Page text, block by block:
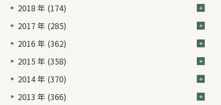
2018 年 (174)
2017 年 (285)
2016 年 (362)
2015 年 (358)
2014 年 (370)
2013 年 (366)